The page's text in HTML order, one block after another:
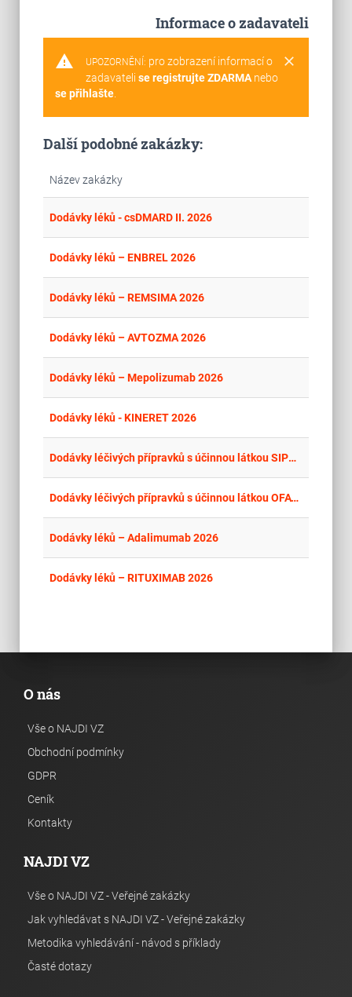
Informace o zadavateli
warning clear
UPOZORNĚNÍ: pro zobrazení informací o
zadavateli se registrujte ZDARMAnebo
se přihlašte.
Další podobné zakázky:
Název zakázky
Dodávky léků - csDMARD II. 2026
Dodávky léků – ENBREL 2026
Dodávky léků – REMSIMA 2026
Dodávky léků – AVTOZMA 2026
Dodávky léků – Mepolizumab 2026
Dodávky léků - KINERET 2026
Dodávky léčivých přípravků s účinnou látkou SIPONIMOD 2026
Dodávky léčivých přípravků s účinnou látkou OFATUMUMAB 2026
Dodávky léků – Adalimumab 2026
Dodávky léků – RITUXIMAB 2026
O nás
Vše o NAJDI VZ
Obchodní podmínky
GDPR
Ceník
Kontakty
NAJDI VZ
Vše o NAJDI VZ - Veřejné zakázky
Jak vyhledávat s NAJDI VZ - Veřejné zakázky
Metodika vyhledávání - návod s příklady
Časté dotazy